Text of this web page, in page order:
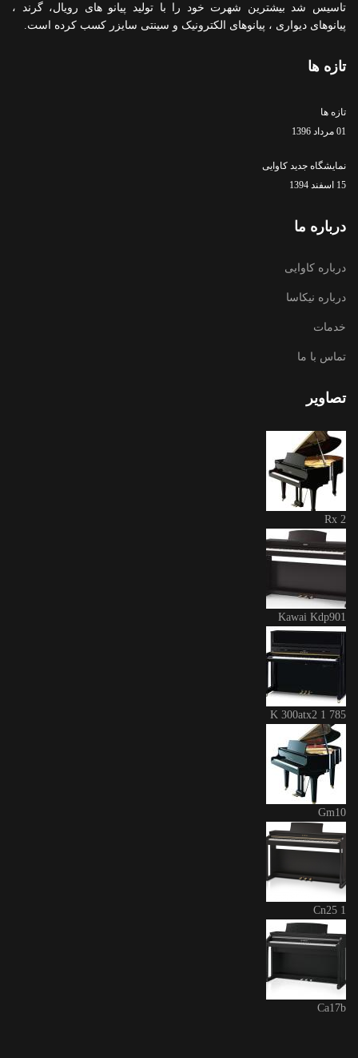
تاسیس شد بیشترین شهرت خود را با تولید پیانو های رویال، گرند ،
پیانوهای دیواری ، پیانوهای الکترونیک و سینتی سایزر کسب کرده است.
تازه ها
تازه ها
01 مرداد 1396
نمایشگاه جدید کاوایی
15 اسفند 1394
درباره ما
درباره کاوایی
درباره نیکاسا
خدمات
تماس با ما
تصاویر
Rx 2
Kawai Kdp901
K 300atx2 1 785
Gm10
Cn25 1
Ca17b